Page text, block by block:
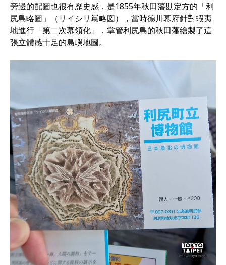
旁邊的配圖也很有歷史感，是1855年秋田藩勘定方的「利
尻島略圖」（リイシリ嶌略図），當時德川幕府針對蝦夷
地進行「第二次幕領化」，掌管利尻島的秋田藩繪製了這
張立體感十足的島嶼地圖。